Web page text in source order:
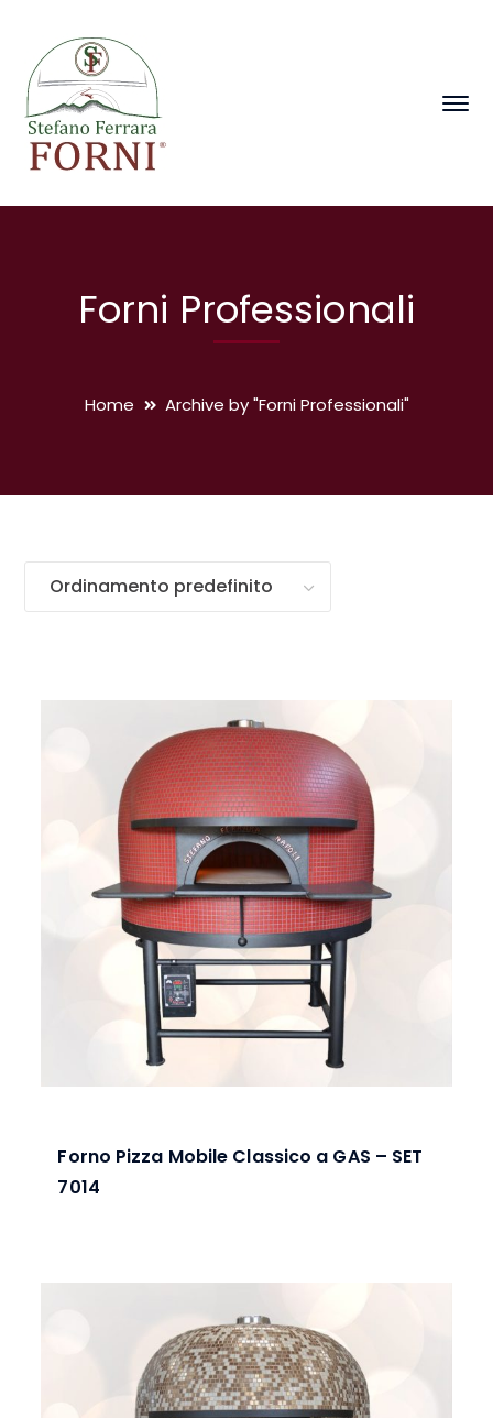
Forni Professionali
Home Archive by "Forni Professionali"
Forno Pizza Mobile Classico a GAS – SET
7014